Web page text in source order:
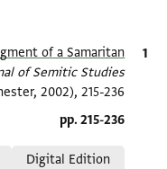
ציטוט
of a Samaritan
of Semitic Studies
2002), 215-236.
Location in source
pp. 215-236
Digital Edition